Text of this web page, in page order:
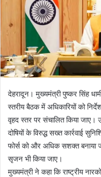
a
i
l
देहरादून। मुख्यमंत्री पुष्कर सिंह
स्तरीय बैठक में अधिकारियों को
वृहद स्तर पर संचालित किया जाए।
दोषियों के विरुद्ध सख्त कार्रवाई
फोर्स को और अधिक सशक्त बनाया
सृजन भी किया जाए।
मुख्यमंत्री ने कहा कि राष्ट्रीय